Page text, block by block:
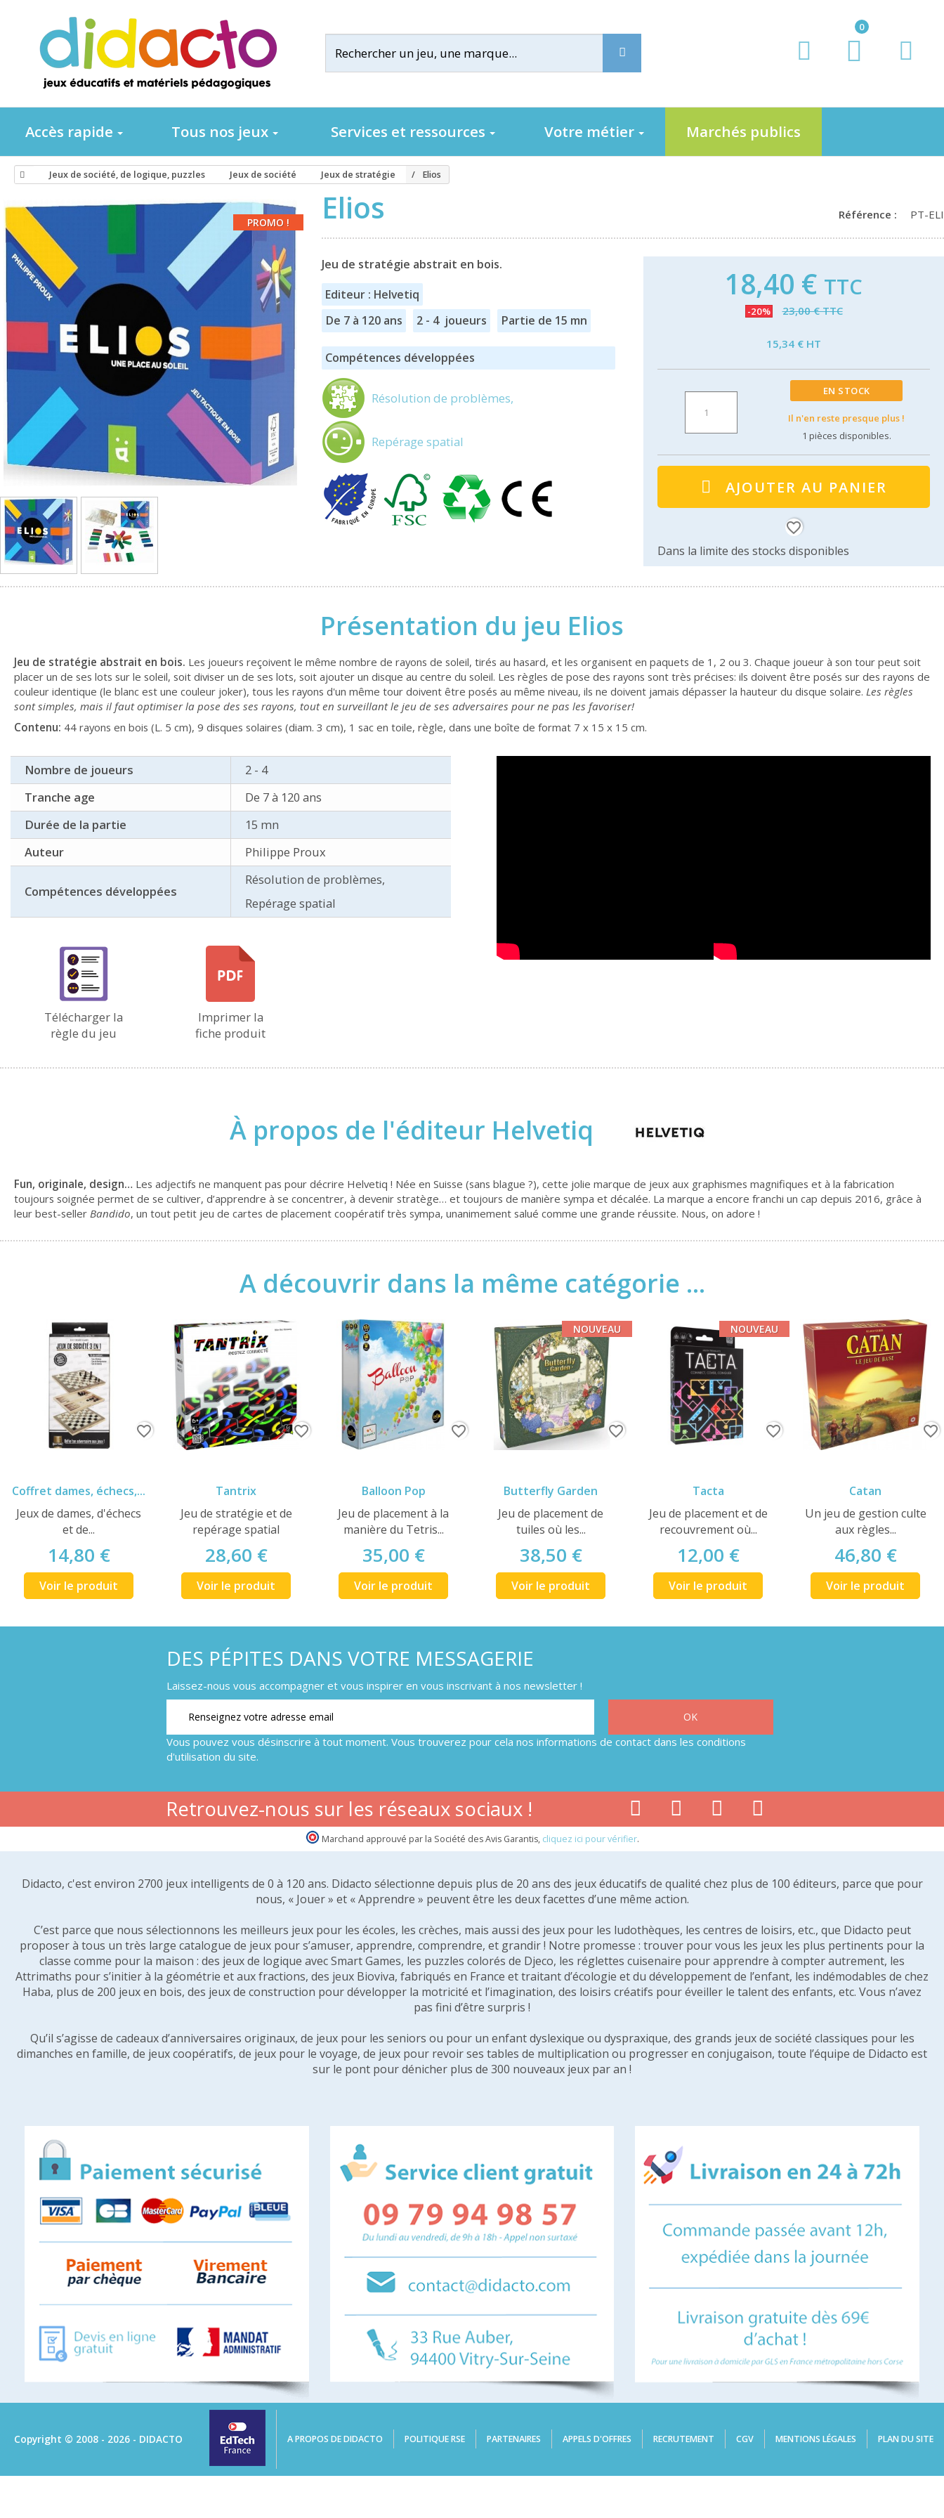
0
Accès rapide Tous nos jeux Services et ressources Votre métier Marchés publics
Jeux de société, de logique, puzzles Jeux de société Jeux de stratégie Elios
PROMO ! Elios Référence : PT-ELI
Jeu de stratégie abstrait en bois.
Editeur : Helvetiq
De 7 à 120 ans
2 - 4 joueurs Partie de 15 mn
Compétences développées
Résolution de problèmes,
Repérage spatial
18,40 € TTC
-20% 23,00 € TTC
15,34 € HT
EN STOCK
Il n'en reste presque plus !
1 pièces disponibles.
AJOUTER AU PANIER
favorite_border
Dans la limite des stocks disponibles
Présentation du jeu Elios
Jeu de stratégie abstrait en bois. Les joueurs reçoivent le même nombre de rayons de soleil, tirés au hasard, et les organisent en paquets de 1, 2 ou 3. Chaque joueur à son tour peut soit
placer un de ses lots sur le soleil, soit diviser un de ses lots, soit ajouter un disque au centre du soleil. Les règles de pose des rayons sont très précises: ils doivent être posés sur des rayons de
couleur identique (le blanc est une couleur joker), tous les rayons d'un même tour doivent être posés au même niveau, ils ne doivent jamais dépasser la hauteur du disque solaire. Les règles
sont simples, mais il faut optimiser la pose des ses rayons, tout en surveillant le jeu de ses adversaires pour ne pas les favoriser!
Contenu: 44 rayons en bois (L. 5 cm), 9 disques solaires (diam. 3 cm), 1 sac en toile, règle, dans une boîte de format 7 x 15 x 15 cm.
Nombre de joueurs
2 - 4
Tranche age
De 7 à 120 ans
Durée de la partie
15 mn
Auteur
Philippe Proux
Compétences développées
Résolution de problèmes,
Repérage spatial
Télécharger la
règle du jeu
Imprimer la
fiche produit
À propos de l'éditeur Helvetiq
Fun, originale, design… Les adjectifs ne manquent pas pour décrire Helvetiq ! Née en Suisse (sans blague ?), cette jolie marque de jeux aux graphismes magnifiques et à la fabrication
toujours soignée permet de se cultiver, d’apprendre à se concentrer, à devenir stratège… et toujours de manière sympa et décalée. La marque a encore franchi un cap depuis 2016, grâce à
leur best-seller Bandido, un tout petit jeu de cartes de placement coopératif très sympa, unanimement salué comme une grande réussite. Nous, on adore !
A découvrir dans la même catégorie ...
Coffret dames, échecs,...
Jeux de dames, d'échecs
et de...
14,80 €
Voir le produit
favorite_border
Tantrix
Jeu de stratégie et de
repérage spatial
28,60 €
Voir le produit
favorite_border
Balloon Pop
Jeu de placement à la
manière du Tetris...
35,00 €
Voir le produit
favorite_border
Butterfly Garden
Jeu de placement de
tuiles où les...
38,50 €
Voir le produit
NOUVEAU
favorite_border
Tacta
Jeu de placement et de
recouvrement où...
12,00 €
Voir le produit
NOUVEAU
favorite_border
Catan
Un jeu de gestion culte
aux règles...
46,80 €
Voir le produit
favorite_border
DES PÉPITES DANS VOTRE MESSAGERIE
Laissez-nous vous accompagner et vous inspirer en vous inscrivant à nos newsletter !
Vous pouvez vous désinscrire à tout moment. Vous trouverez pour cela nos informations de contact dans les conditions
d'utilisation du site.
Retrouvez-nous sur les réseaux sociaux !
Marchand approuvé par la Société des Avis Garantis, cliquez ici pour vérifier.
Didacto, c'est environ 2700 jeux intelligents de 0 à 120 ans. Didacto sélectionne depuis plus de 20 ans des jeux éducatifs de qualité chez plus de 100 éditeurs, parce que pour
nous, « Jouer » et « Apprendre » peuvent être les deux facettes d’une même action.
C’est parce que nous sélectionnons les meilleurs jeux pour les écoles, les crèches, mais aussi des jeux pour les ludothèques, les centres de loisirs, etc., que Didacto peut
proposer à tous un très large catalogue de jeux pour s’amuser, apprendre, comprendre, et grandir ! Notre promesse : trouver pour vous les jeux les plus pertinents pour la
classe comme pour la maison : des jeux de logique avec Smart Games, les puzzles colorés de Djeco, les réglettes cuisenaire pour apprendre à compter autrement, les
Attrimaths pour s’initier à la géométrie et aux fractions, des jeux Bioviva, fabriqués en France et traitant d’écologie et du développement de l’enfant, les indémodables de chez
Haba, plus de 200 jeux en bois, des jeux de construction pour développer la motricité et l’imagination, des loisirs créatifs pour éveiller le talent des enfants, etc. Vous n’avez
pas fini d’être surpris !
Qu’il s’agisse de cadeaux d’anniversaires originaux, de jeux pour les seniors ou pour un enfant dyslexique ou dyspraxique, des grands jeux de société classiques pour les
dimanches en famille, de jeux coopératifs, de jeux pour le voyage, de jeux pour revoir ses tables de multiplication ou progresser en conjugaison, toute l’équipe de Didacto est
sur le pont pour dénicher plus de 300 nouveaux jeux par an !
Copyright © 2008 - 2026 - DIDACTO A PROPOS DE DIDACTO POLITIQUE RSE PARTENAIRES APPELS D'OFFRES RECRUTEMENT CGV MENTIONS LÉGALES PLAN DU SITE